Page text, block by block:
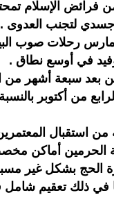
الإسلام
لتجنب العدوى .
رحلات صوب
في أوسع نطاق .
بعد سبعة أشهر من
من أكتوبر
من استقبال
الحرمين أماكن
الحج بشكل غير
في ذلك تعقيم شامل